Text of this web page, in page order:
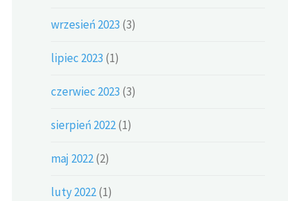
wrzesień 2023 (3)
lipiec 2023 (1)
czerwiec 2023 (3)
sierpień 2022(1)
maj 2022(2)
luty 2022(1)